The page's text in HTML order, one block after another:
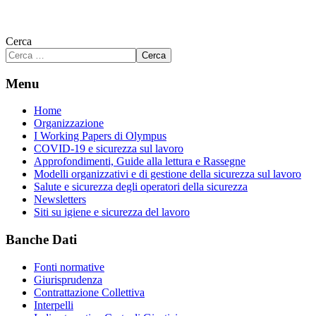
Cerca
Cerca
Menu
Home
Organizzazione
I Working Papers di Olympus
COVID-19 e sicurezza sul lavoro
Approfondimenti, Guide alla lettura e Rassegne
Modelli organizzativi e di gestione della sicurezza sul lavoro
Salute e sicurezza degli operatori della sicurezza
Newsletters
Siti su igiene e sicurezza del lavoro
Banche Dati
Fonti normative
Giurisprudenza
Contrattazione Collettiva
Interpelli